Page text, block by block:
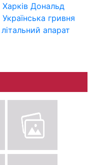
Харків Дональд
Українська гривня
апарат